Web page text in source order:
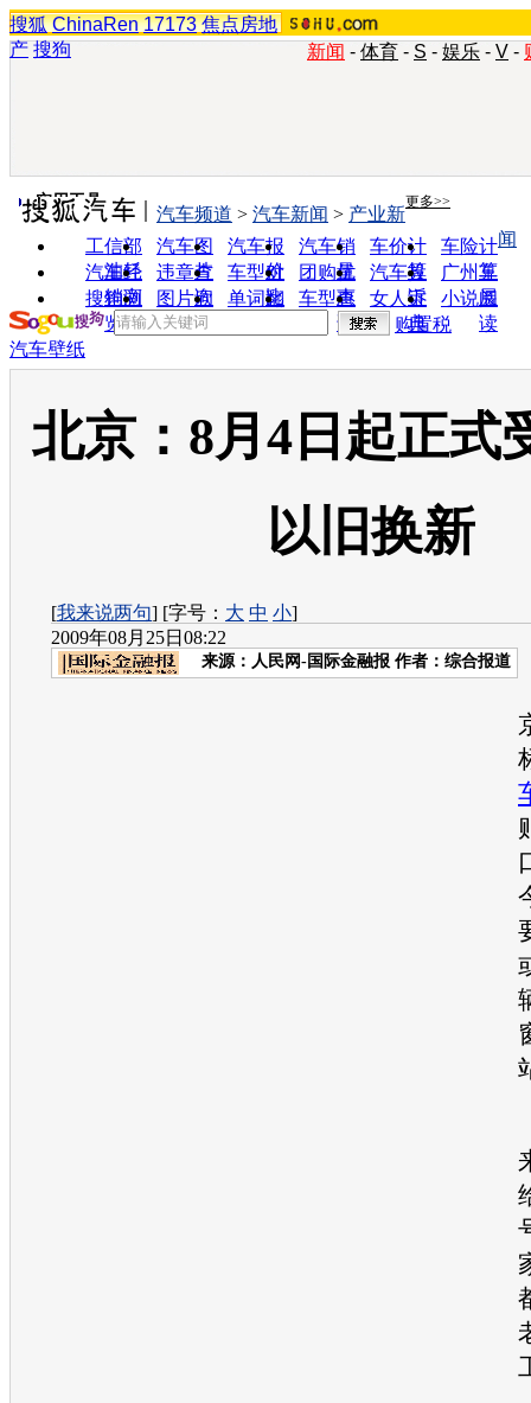
搜狐 ChinaRen 17173 焦点房地
产 搜狗 新闻 - 体育 - S - 娱乐 - V -
实用工具 更多>>
工信部
油耗
汽车图
片
汽车报
价
汽车销
量
车价计
算
车险计
算
汽车经
销商
违章查
询
车型对
比
团购优
惠
汽车投
诉
广州车
展
搜狗浏
览器
图片欣
赏
单词翻
车型查
询
女人宝
典
小说阅
读
汽车频道 > 汽车新闻 > 产业新
闻
购置税
汽车壁纸
北京：8月4日起正式
以旧换新
[我来说两句] [字号： 大 中 小]
2009年08月25日08:22
来源： 人民网-国际金融报 作者：综合报道